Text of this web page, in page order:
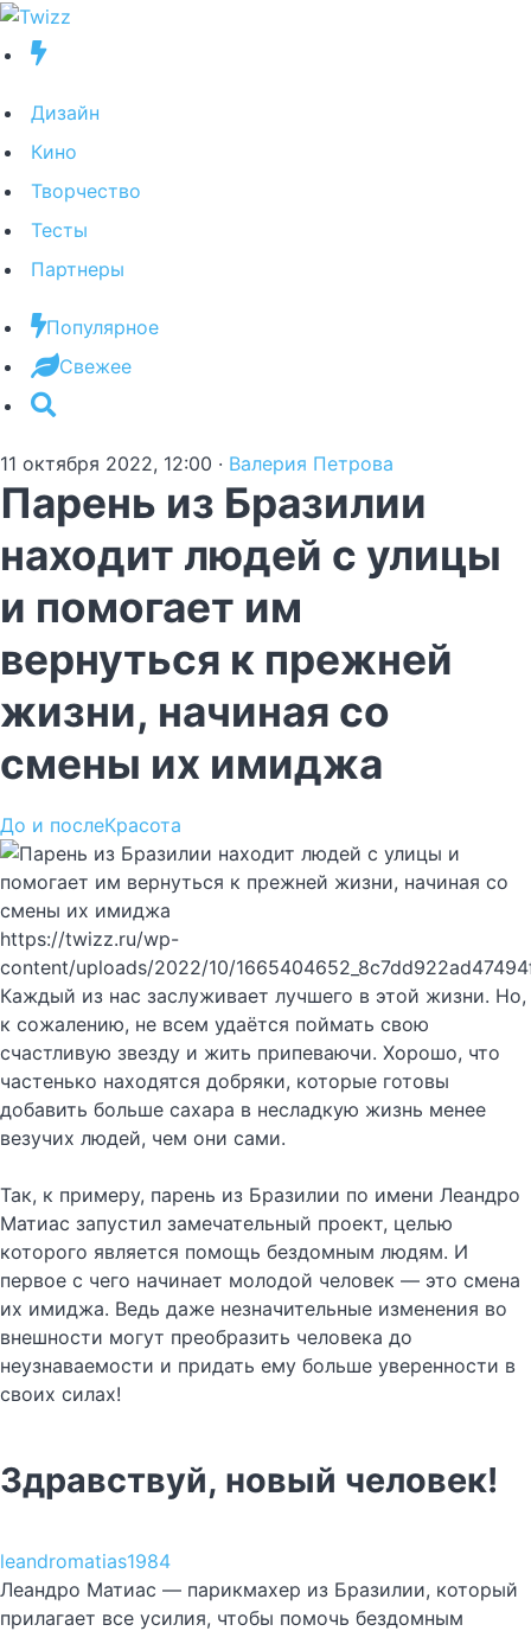
Дизайн
Кино
Творчество
Тесты
Партнеры
Популярное
Свежее
11 октября 2022, 12:00 · Валерия Петрова
Парень из Бразилии
находит людей с улицы
и помогает им
вернуться к прежней
жизни, начиная со
смены их имиджа
До и послеКрасота
https://twizz.ru/wp-
content/uploads/2022/10/
Каждый из нас заслуживает лучшего в этой жизни. Но,
к сожалению, не всем удаётся поймать свою
счастливую звезду и жить припеваючи. Хорошо, что
частенько находятся добряки, которые готовы
добавить больше сахара в несладкую жизнь менее
везучих людей, чем они сами.
Так, к примеру, парень из Бразилии по имени Леандро
Матиас запустил замечательный проект, целью
которого является помощь бездомным людям. И
первое с чего начинает молодой человек — это смена
их имиджа. Ведь даже незначительные изменения во
внешности могут преобразить человека до
неузнаваемости и придать ему больше уверенности в
своих силах!
Здравствуй, новый человек!
leandromatias1984
Леандро Матиас — парикмахер из Бразилии, который
прилагает все усилия, чтобы помочь бездомным